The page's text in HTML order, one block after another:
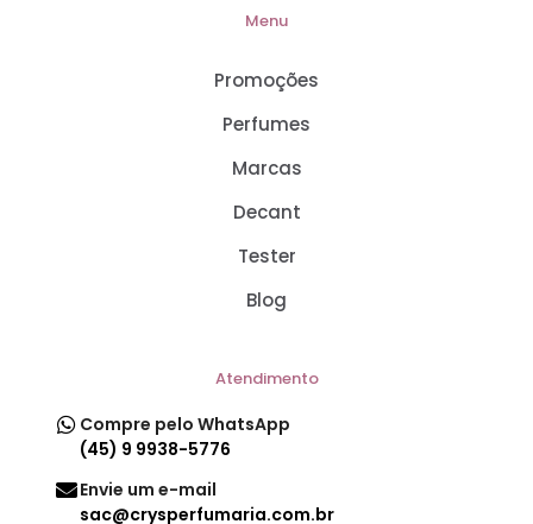
Menu
Promoções
Perfumes
Marcas
Decant
Tester
Blog
Atendimento
Compre pelo WhatsApp
(45) 9 9938-5776
Envie um e-mail
sac@crysperfumaria.com.br